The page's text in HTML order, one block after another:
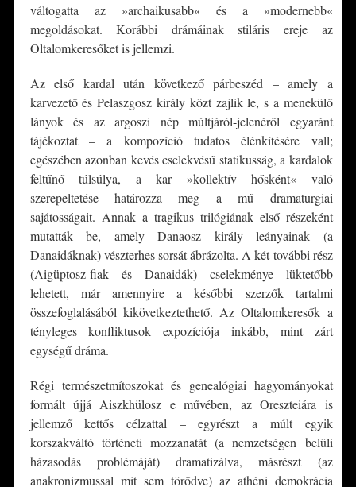
váltogatta az »archaikusabb« és a »modernebb«
megoldásokat. Korábbi drámáinak stiláris ereje az
Oltalomkeresőket is jellemzi.
Az első kardal után következő párbeszéd – amely a
karvezető és Pelaszgosz király közt zajlik le, s a menekülő
lányok és az argoszi nép múltjáról-jelenéről egyaránt
tájékoztat – a kompozíció tudatos élénkítésére vall;
egészében azonban kevés cselekvésű statikusság, a kardalok
feltűnő túlsúlya, a kar »kollektív hősként« való
szerepeltetése határozza meg a mű dramaturgiai
sajátosságait. Annak a tragikus trilógiának első részeként
mutatták be, amely Danaosz király leányainak (a
Danaidáknak) vészterhes sorsát ábrázolta. A két további rész
(Aigüptosz-fiak és Danaidák) cselekménye lüktetőbb
lehetett, már amennyire a későbbi szerzők tartalmi
összefoglalásából kikövetkeztethető. Az Oltalomkeresők a
tényleges konfliktusok expozíciója inkább, mint zárt
egységű dráma.
Régi természetmítoszokat és genealógiai hagyományokat
formált újjá Aiszkhülosz e művében, az Oreszteiára is
jellemző kettős célzattal – egyrészt a múlt egyik
korszakváltó történeti mozzanatát (a nemzetségen belüli
házasodás problémáját) dramatizálva, másrészt (az
anakronizmussal mit sem törődve) az athéni demokrácia